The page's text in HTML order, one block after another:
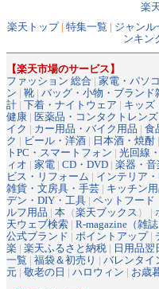
楽
楽天トップ| 特集一覧 | ジャンル
ンキン
【楽天市場のサービス】
ファッション 総合 | 家電・パソ
ン | 靴 | バッグ・小物・ブランド
計 | 下着・ナイトウェア | キッズ
健康 | 医薬品・コンタクトレン
イク | カー用品・バイク用品 | 食
ク | ビール・洋酒 | 日本酒・焼酎 |
トPC・スマートフォン | 光回線
ィオ | 家電 | CD・DVD | 楽器・音
ビス・リフォーム | インテリア
雑貨・文房具・手芸 | キッチン
デン・DIY・工具 | ペットフード
ルフ用品 | 本 （楽天ブックス ） |
天ウェブ検索 | R-magazine（雑誌
公式ブランド | ポイントアップ|
楽 | 楽天ふるさと納税 | 日用品翌
一覧 | 福袋＆初売り | バレンタイ
元 | 敬老の日 | ハロウィン | お歳